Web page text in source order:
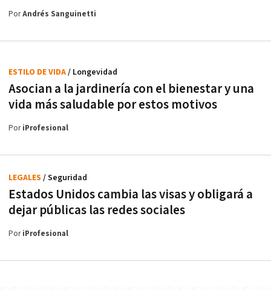
PorAndrés Sanguinetti
Asocian a la jardinería con el bienestar y una
vida más saludable por estos motivos
ESTILO DE VIDA/ Longevidad
PoriProfesional
Estados Unidos cambia las visas y obligará a
dejar públicas las redes sociales
LEGALES / Seguridad
PoriProfesional